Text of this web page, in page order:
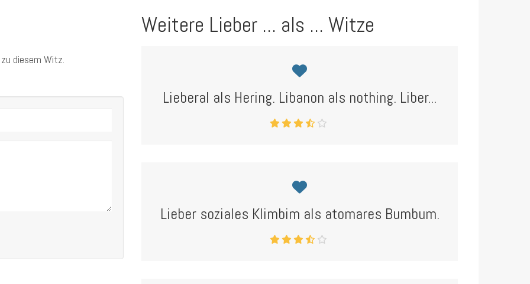
diesem Witz.
Weitere Lieber ... als ... Witze
Lieberal als Hering. Libanon als nothing. Liber...
Lieber soziales Klimbim als atomares Bumbum.